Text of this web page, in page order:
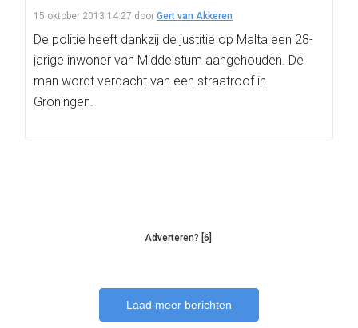
15 oktober 2013 14:27 door Gert van Akkeren
De politie heeft dankzij de justitie op Malta een 28-
jarige inwoner van Middelstum aangehouden. De
man wordt verdacht van een straatroof in
Groningen.
Adverteren? [6]
Laad meer berichten